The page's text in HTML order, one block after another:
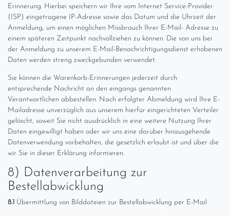
Erinnerung. Hierbei speichern wir Ihre vom Internet Service-Provider
(ISP) eingetragene IP-Adresse sowie das Datum und die Uhrzeit der
Anmeldung, um einen möglichen Missbrauch Ihrer E-Mail- Adresse zu
einem späteren Zeitpunkt nachvollziehen zu können. Die von uns bei
der Anmeldung zu unserem E-Mail-Benachrichtigungsdienst erhobenen
Daten werden streng zweckgebunden verwendet.
Sie können die Warenkorb-Erinnerungen jederzeit durch
entsprechende Nachricht an den eingangs genannten
Verantwortlichen abbestellen. Nach erfolgter Abmeldung wird Ihre E-
Mailadresse unverzüglich aus unserem hierfür eingerichteten Verteiler
gelöscht, soweit Sie nicht ausdrücklich in eine weitere Nutzung Ihrer
Daten eingewilligt haben oder wir uns eine darüber hinausgehende
Datenverwendung vorbehalten, die gesetzlich erlaubt ist und über die
wir Sie in dieser Erklärung informieren.
8) Datenverarbeitung zur
Bestellabwicklung
8.1 Übermittlung von Bilddateien zur Bestellabwicklung per E-Mail